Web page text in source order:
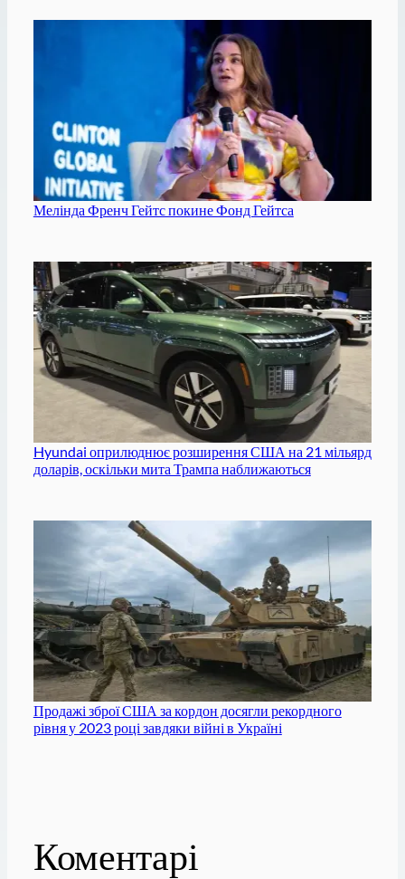
Мелінда Френч Гейтс покине Фонд Гейтса
Hyundai оприлюднює розширення США на 21 мільярд
доларів, оскільки мита Трампа наближаються
Продажі зброї США за кордон досягли рекордного
рівня у 2023 році завдяки війні в Україні
Коментарі